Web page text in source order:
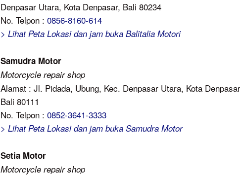
Denpasar Utara, Kota Denpasar, Bali 80234
No. Telpon : 0856-8160-614
> Lihat Peta Lokasi dan jam buka Balitalia Motori
Samudra Motor
Motorcycle repair shop
Alamat : Jl. Pidada, Ubung, Kec. Denpasar Utara, Kota
Bali 80111
No. Telpon : 0852-3641-3333
> Lihat Peta Lokasi dan jam buka Samudra Motor
Setia Motor
Motorcycle repair shop